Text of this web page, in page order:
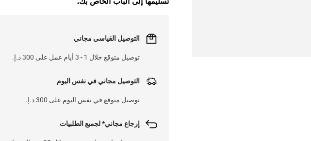
التوصيل القياسي مجاني
توصيل متوقع خلال 1 - 3 أيام عمل على 300 د.إ.
التوصيل مجاني في نفس اليوم
توصيل متوقع في نفس اليوم على 300 د.إ.
إرجاع مجاني* لجميع الطلبيات